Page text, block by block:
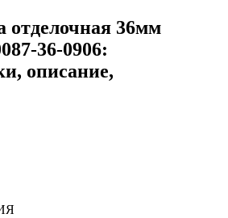
отделочная 36мм
36-0906:
описание,